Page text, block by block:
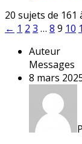
20 sujets de 161
← 1 2 3 … 8 9 10
Auteur
Messages
8 mars